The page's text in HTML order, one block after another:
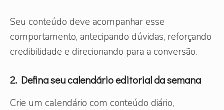
Seu conteúdo deve acompanhar esse
comportamento, antecipando dúvidas, reforçando
credibilidade e direcionando para a conversão.
2. Defina seu calendário editorial da semana
Crie um calendário com conteúdo diário,